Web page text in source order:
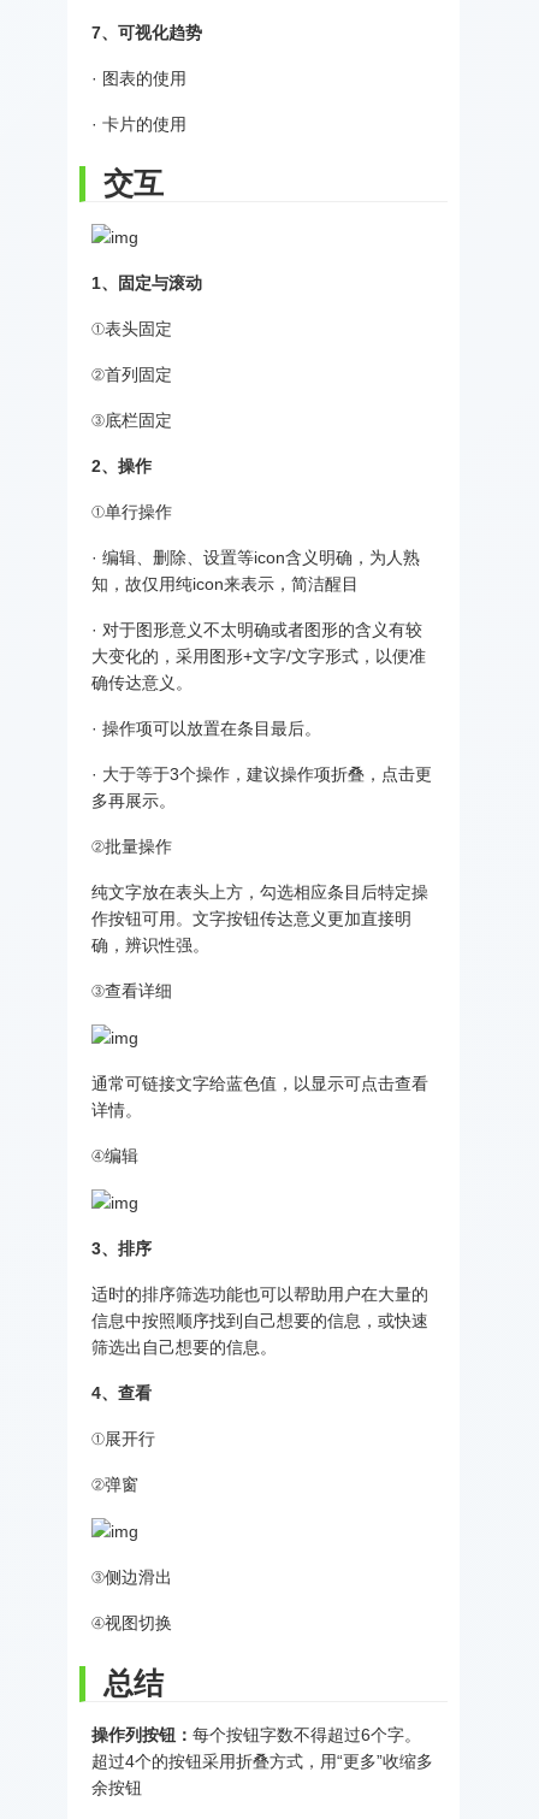
7、可视化趋势
· 图表的使用
· 卡片的使用
交互
1、固定与滚动
①表头固定
②首列固定
③底栏固定
2、操作
①单行操作
· 编辑、删除、设置等icon含义明确，为人熟
知，故仅用纯icon来表示，简洁醒目
· 对于图形意义不太明确或者图形的含义有较
大变化的，采用图形+文字/文字形式，以便准
确传达意义。
· 操作项可以放置在条目最后。
· 大于等于3个操作，建议操作项折叠，点击更
多再展示。
②批量操作
纯文字放在表头上方，勾选相应条目后特定操
作按钮可用。文字按钮传达意义更加直接明
确，辨识性强。
③查看详细
通常可链接文字给蓝色值，以显示可点击查看
详情。
④编辑
3、排序
适时的排序筛选功能也可以帮助用户在大量的
信息中按照顺序找到自己想要的信息，或快速
筛选出自己想要的信息。
4、查看
①展开行
②弹窗
③侧边滑出
④视图切换
总结
操作列按钮：每个按钮字数不得超过6个字。
超过4个的按钮采用折叠方式，用“更多”收缩多
余按钮